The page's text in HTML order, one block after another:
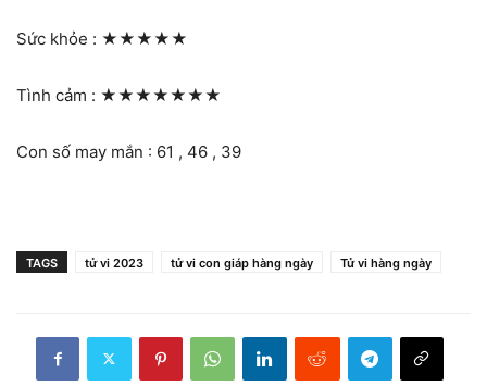
Sức khỏe : ★★★★★
Tình cảm : ★★★★★★★
Con số may mắn : 61 , 46 , 39
TAGS tử vi 2023 tử vi con giáp hàng ngày Tử vi hàng ngày